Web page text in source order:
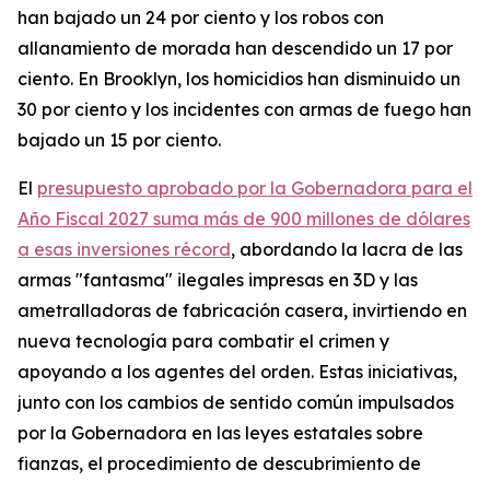
han bajado un 24 por ciento y los robos con
allanamiento de morada han descendido un 17 por
ciento. En Brooklyn, los homicidios han disminuido un
30 por ciento y los incidentes con armas de fuego han
bajado un 15 por ciento.
El presupuesto aprobado por la Gobernadora para el
Año Fiscal 2027 suma más de 900 millones de dólares
a esas inversiones récord, abordando la lacra de las
armas "fantasma" ilegales impresas en 3D y las
ametralladoras de fabricación casera, invirtiendo en
nueva tecnología para combatir el crimen y
apoyando a los agentes del orden. Estas iniciativas,
junto con los cambios de sentido común impulsados
por la Gobernadora en las leyes estatales sobre
fianzas, el procedimiento de descubrimiento de